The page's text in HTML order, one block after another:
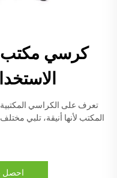
كرسي مكتب
المكتب لأنها أنيقة، تلبي
احصل